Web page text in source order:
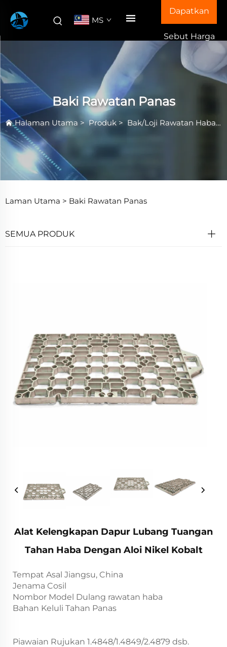
MS
Dapatkan
Sebut Harga
Baki Rawatan Panas
Halaman Utama >Produk > Bak/Loji Rawatan Haba>
Laman Utama > Baki Rawatan Panas
SEMUA PRODUK
Alat Kelengkapan Dapur Lubang Tuangan
Tahan Haba Dengan Aloi Nikel Kobalt
Tempat Asal Jiangsu, China
Jenama Cosil
Nombor Model Dulang rawatan haba
Bahan Keluli Tahan Panas
Piawaian Rujukan 1.4848/1.4849/2.4879 dsb.